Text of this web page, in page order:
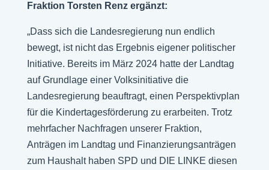
Fraktion Torsten Renz ergänzt:
„Dass sich die Landesregierung nun endlich
bewegt, ist nicht das Ergebnis eigener politischer
Initiative. Bereits im März 2024 hatte der Landtag
auf Grundlage einer Volksinitiative die
Landesregierung beauftragt, einen Perspektivplan
für die Kindertagesförderung zu erarbeiten. Trotz
mehrfacher Nachfragen unserer Fraktion,
Anträgen im Landtag und Finanzierungsanträgen
zum Haushalt haben SPD und DIE LINKE diesen